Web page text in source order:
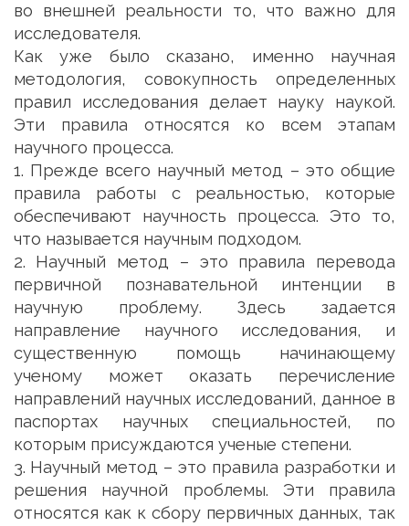
во внешней реальности то, что важно для
исследователя.
Как уже было сказано, именно научная
методология, совокупность определенных
правил исследования делает науку наукой.
Эти правила относятся ко всем этапам
научного процесса.
1. Прежде всего научный метод – это общие
правила работы с реальностью, которые
обеспечивают научность процесса. Это то,
что называется научным подходом.
2. Научный метод – это правила перевода
первичной познавательной интенции в
научную проблему. Здесь задается
направление научного исследования, и
существенную помощь начинающему
ученому может оказать перечисление
направлений научных исследований, данное в
паспортах научных специальностей, по
которым присуждаются ученые степени.
3. Научный метод – это правила разработки и
решения научной проблемы. Эти правила
относятся как к сбору первичных данных, так